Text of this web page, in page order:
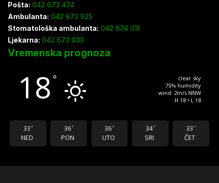
Pošta: 042 673 474
Ambulanta: 042 673 925
Stomatološka ambulanta: 042 674 011
Ljekarna: 042 673 933
Vremenska prognoza
18 °
clear sky
75% humidity
wind: 2m/s NNW
H 18 • L 18
33 °
NED
36 °
PON
36 °
UTO
34 °
SRI
33 °
ČET